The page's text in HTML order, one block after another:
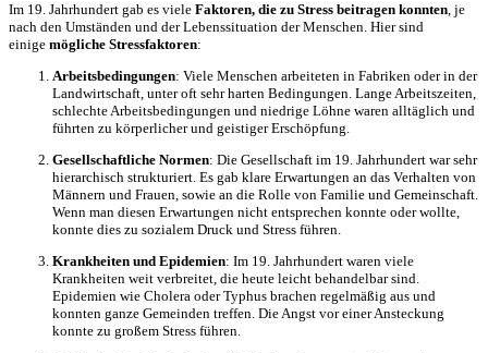
Im 19. Jahrhundert gab es viele Faktoren, die zu Stress beitragen konnten, je
nach den Umständen und der Lebenssituation der Menschen. Hier sind
einige mögliche Stressfaktoren:
Arbeitsbedingungen: Viele Menschen arbeiteten in Fabriken oder in der
Landwirtschaft, unter oft sehr harten Bedingungen. Lange Arbeitszeiten,
schlechte Arbeitsbedingungen und niedrige Löhne waren alltäglich und
führten zu körperlicher und geistiger Erschöpfung.
Gesellschaftliche Normen: Die Gesellschaft im 19. Jahrhundert war sehr
hierarchisch strukturiert. Es gab klare Erwartungen an das Verhalten von
Männern und Frauen, sowie an die Rolle von Familie und Gemeinschaft.
Wenn man diesen Erwartungen nicht entsprechen konnte oder wollte,
konnte dies zu sozialem Druck und Stress führen.
Krankheiten und Epidemien: Im 19. Jahrhundert waren viele
Krankheiten weit verbreitet, die heute leicht behandelbar sind.
Epidemien wie Cholera oder Typhus brachen regelmäßig aus und
konnten ganze Gemeinden treffen. Die Angst vor einer Ansteckung
konnte zu großem Stress führen.